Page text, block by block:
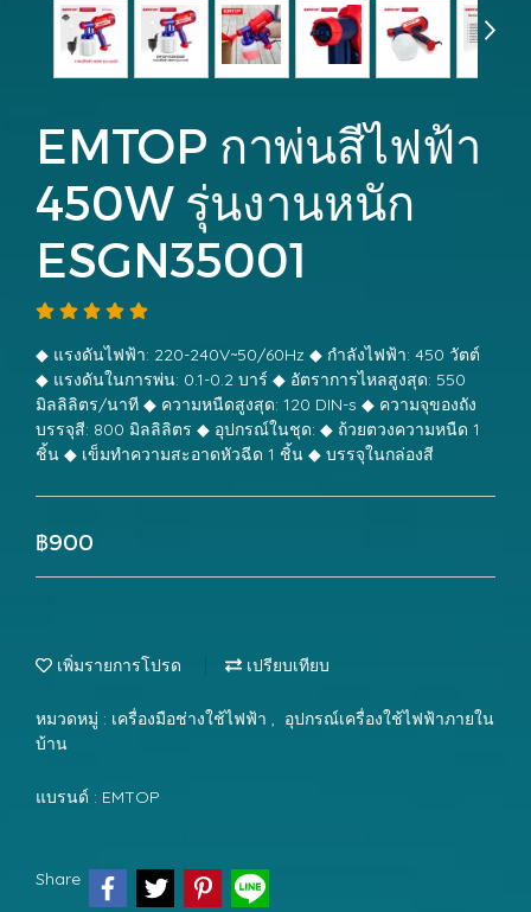
EMTOP กาพ่นสีไฟฟ้า
450W รุ่นงานหนัก
ESGN35001
◆ แรงดันไฟฟ้า: 220-240V~50/60Hz ◆ กำลังไฟฟ้า: 450 วัตต์
◆ แรงดันในการพ่น: 0.1-0.2 บาร์ ◆ อัตราการไหลสูงสุด: 550
มิลลิลิตร/นาที ◆ ความหนืดสูงสุด: 120 DIN-s ◆ ความจุของถัง
บรรจุสี: 800 มิลลิลิตร ◆ อุปกรณ์ในชุด: ◆ ถ้วยตวงความหนืด 1
ชิ้น ◆ เข็มทำความสะอาดหัวฉีด 1 ชิ้น ◆ บรรจุในกล่องสี
฿900
เพิ่มรายการโปรด เปรียบเทียบ
หมวดหมู่ : เครื่องมือช่างใช้ไฟฟ้า , อุปกรณ์เครื่องใช้ไฟฟ้าภายใน
บ้าน
แบรนด์ : EMTOP
Share